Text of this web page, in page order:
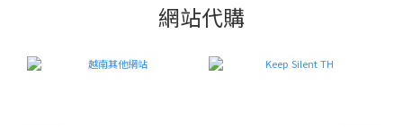
網站代購